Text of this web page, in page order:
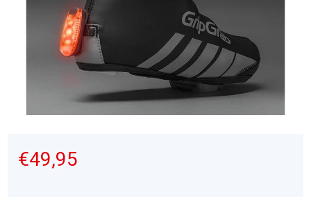
€49,95